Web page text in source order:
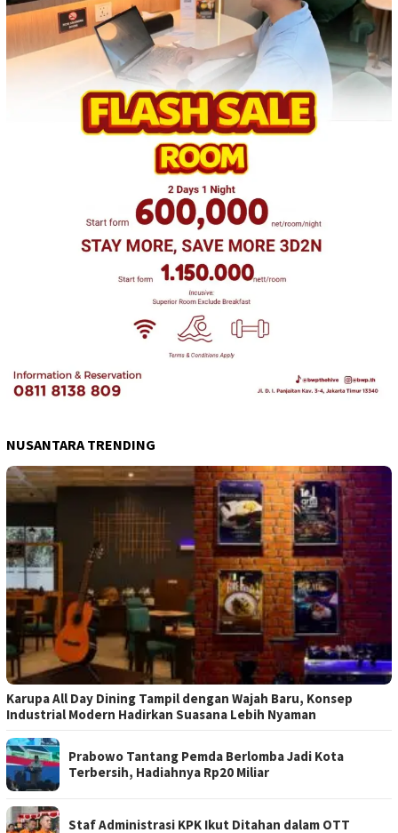
NUSANTARA TRENDING
Karupa All Day Dining Tampil dengan Wajah Baru, Konsep
Industrial Modern Hadirkan Suasana Lebih Nyaman
Prabowo Tantang Pemda Berlomba Jadi Kota
Terbersih, Hadiahnya Rp20 Miliar
Staf Administrasi KPK Ikut Ditahan dalam OTT